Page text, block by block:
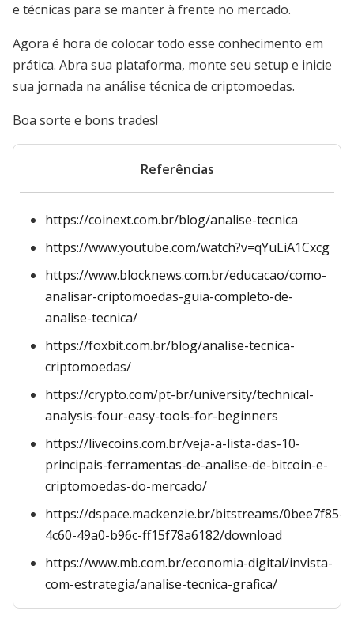
e técnicas para se manter à frente no mercado.
Agora é hora de colocar todo esse conhecimento em
prática. Abra sua plataforma, monte seu setup e inicie
sua jornada na análise técnica de criptomoedas.
Boa sorte e bons trades!
Referências
https://coinext.com.br/blog/analise-tecnica
https://www.youtube.com/watch?v=qYuLiA1Cxcg
https://www.blocknews.com.br/educacao/como-
analisar-criptomoedas-guia-completo-de-
analise-tecnica/
https://foxbit.com.br/blog/analise-tecnica-
criptomoedas/
https://crypto.com/pt-br/university/technical-
analysis-four-easy-tools-for-beginners
https://livecoins.com.br/veja-a-lista-das-10-
principais-ferramentas-de-analise-de-bitcoin-e-
criptomoedas-do-mercado/
https://dspace.mackenzie.br/bitstreams/0bee7f85-
4c60-49a0-b96c-ff15f78a6182/download
https://www.mb.com.br/economia-digital/invista-
com-estrategia/analise-tecnica-grafica/